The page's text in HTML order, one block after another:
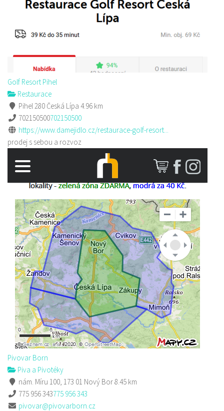
Golf Resort Pihel
Restaurace
Pihel 280 Česká Lípa 4.96 km
702150500702150500
https://www.damejidlo.cz/restaurace-golf-resort...
prodej s sebou a rozvoz
Pivovar Born
Piva a Pivotéky
nám. Míru 100, 173 01 Nový Bor8.45 km
775 956 343775 956 343
pivovar@pivovarborn.cz